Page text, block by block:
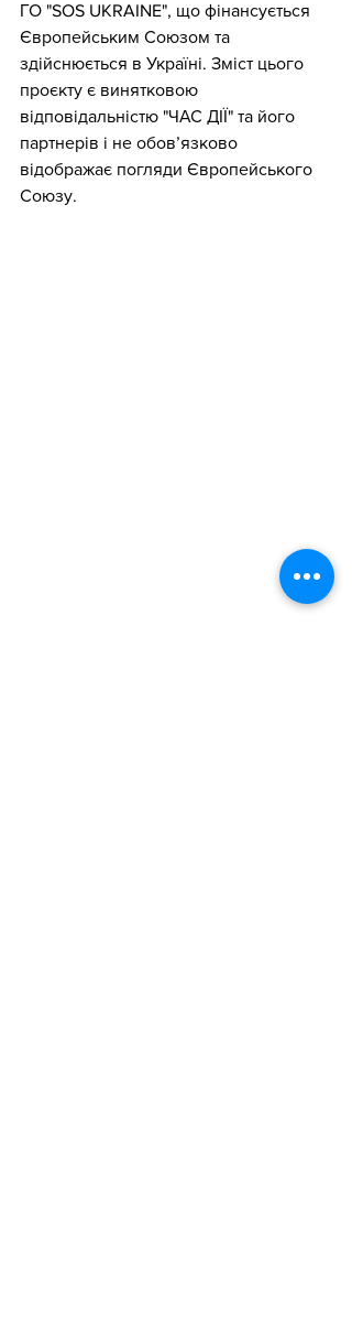
ГО "SOS UKRAINE", що фінансується
Європейським Союзом та
здійснюється в Україні. Зміст цього
проєкту є винятковою
відповідальністю "ЧАС ДІЇ" та його
партнерів i не обов’язково
відображає погляди Європейського
Союзу.